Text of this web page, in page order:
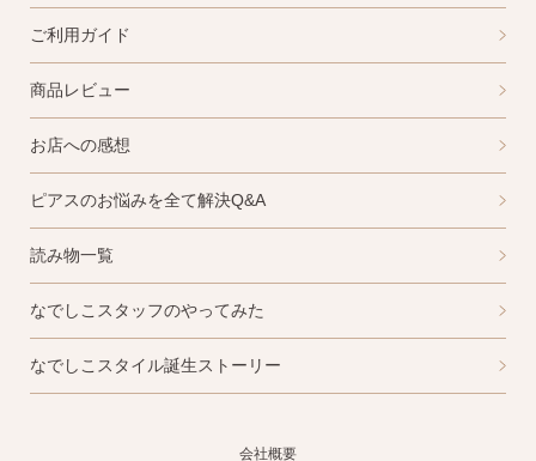
ご利用ガイド
商品レビュー
お店への感想
ピアスのお悩みを全て解決Q&A
読み物一覧
なでしこスタッフのやってみた
なでしこスタイル誕生ストーリー
会社概要